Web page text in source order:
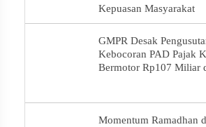
Kepuasan Masyarakat
GMPR Desak
Kebocoran PAD Pajak
Bermotor Rp107 Miliar
Momentum Ramadhan